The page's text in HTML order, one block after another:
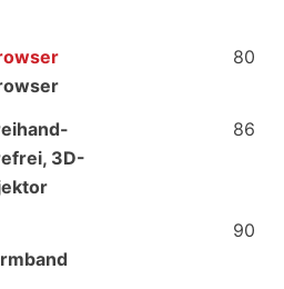
80
86
3D-
90